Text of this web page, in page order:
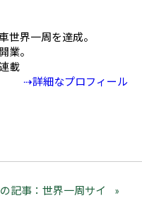
世界一周を達成。
業。
載
⇢詳細なプロフィール
記事：世界一周サイ